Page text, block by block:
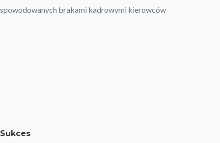
spowodowanych brakami kadrowymi kierowców
Sukces